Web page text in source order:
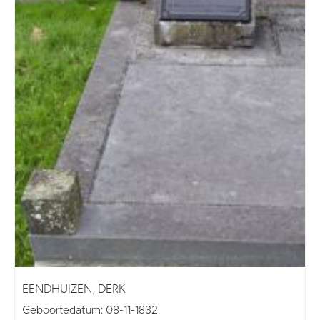
EENDHUIZEN, DERK
Geboortedatum: 08-11-1832